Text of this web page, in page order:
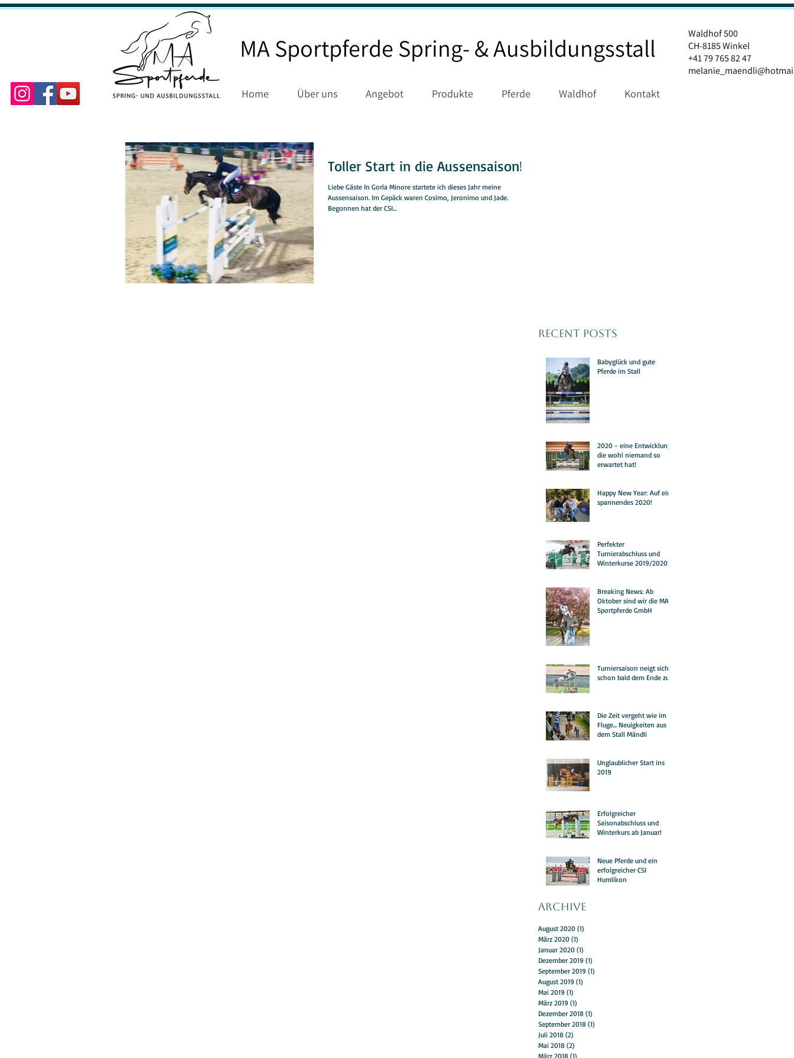
MA Sportpferde Spring- & Ausbildungsstall
Home Über uns Angebot Produkte Pferde Waldhof Kontakt
Waldhof 500
CH-8185 Winkel
+41 79 765 82 47
Toller Start in die Aussensaison!
Liebe Gäste In Gorla Minore startete ich dieses Jahr meine
Aussensaison. Im Gepäck waren Cosimo, Jeronimo und Jade.
Begonnen hat der CSI...
Recent Posts
Babyglück und gute
Pferde im Stall
2020 - eine Entwicklung,
die wohl niemand so
erwartet hat!
Happy New Year: Auf ein
spannendes 2020!
Perfekter
Turnierabschluss und
Winterkurse 2019/2020
Breaking News: Ab
Oktober sind wir die MA
Sportpferde GmbH
Turniersaison neigt sich
schon bald dem Ende zu!
Die Zeit vergeht wie im
Fluge... Neuigkeiten aus
dem Stall Mändli
Unglaublicher Start ins
2019
Erfolgreicher
Saisonabschluss und
Winterkurs ab Januar!
Neue Pferde und ein
erfolgreicher CSI
Humlikon
Archive
August 2020 (1)
März 2020 (1)
Januar 2020 (1)
Dezember 2019 (1)
September 2019 (1)
August 2019 (1)
Mai 2019 (1)
März 2019 (1)
Dezember 2018 (1)
September 2018 (1)
Juli 2018 (2)
Mai 2018 (2)
März 2018 (1)